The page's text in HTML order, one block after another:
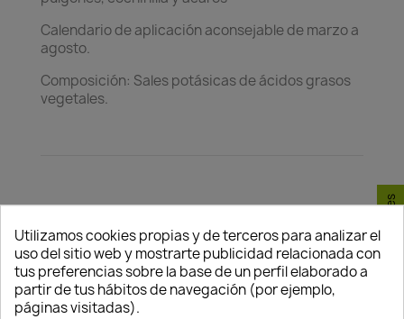
Calendario de aplicación aconsejable de marzo a
agosto.
Composición: Sales potásicas de ácidos grasos
vegetales.
Política de
seguridad
Nuestros pagos
son 100% seguros.
Política de
entrega
Envío peninsular,
Islas Baleares y
Política de
devolución
Tienes 24 horas
para hacer la
Utilizamos cookies propias y de terceros para analizar el
uso del sitio web y mostrarte publicidad relacionada con
tus preferencias sobre la base de un perfil elaborado a
partir de tus hábitos de navegación (por ejemplo,
páginas visitadas).